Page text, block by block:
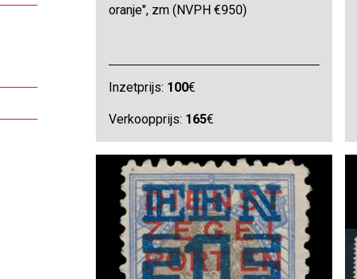
oranje", zm (NVPH €950)
Inzetprijs: 100€
Verkoopprijs: 165€